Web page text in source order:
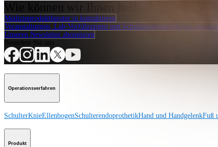
Wie können wir Ihnen helfen?
Medizinproduktberater:in kontaktieren
Veranstaltungen, Lab-Vorführungen und Schulungsmöglichkeiten ansehen
Unseren Newsletter abonnieren
Operationsverfahren
SchulterKnieEllenbogenSchulterendoprothetikHand und HandgelenkFuß
Produkt